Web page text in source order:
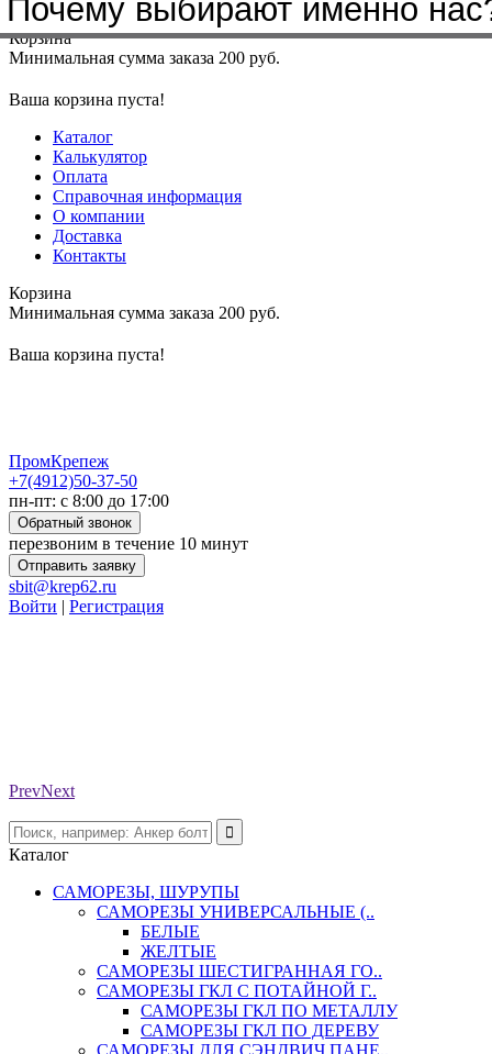
Меню+7(4912)50-37-50sbit@krep62.ru
Корзина
Минимальная сумма заказа 200 руб.
Ваша корзина пуста!
Каталог
Калькулятор
Оплата
Справочная информация
О компании
Доставка
Контакты
Корзина
Минимальная сумма заказа 200 руб.
Ваша корзина пуста!
ПромКрепеж
+7(4912)50-37-50
пн-пт: с 8:00 до 17:00
Обратный звонок
перезвоним в течение 10 минут
Отправить заявку
sbit@krep62.ru
Войти | Регистрация
PrevNext
Каталог
САМОРЕЗЫ, ШУРУПЫ
САМОРЕЗЫ УНИВЕРСАЛЬНЫЕ (..
БЕЛЫЕ
ЖЕЛТЫЕ
САМОРЕЗЫ ШЕСТИГРАННАЯ ГО..
САМОРЕЗЫ ГКЛ С ПОТАЙНОЙ Г..
САМОРЕЗЫ ГКЛ ПО МЕТАЛЛУ
САМОРЕЗЫ ГКЛ ПО ДЕРЕВУ
САМОРЕЗЫ ДЛЯ СЭНДВИЧ ПАНЕ..
Почему выбирают именно